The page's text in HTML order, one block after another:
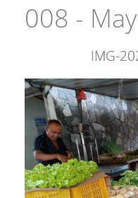
008 - May
IMG-